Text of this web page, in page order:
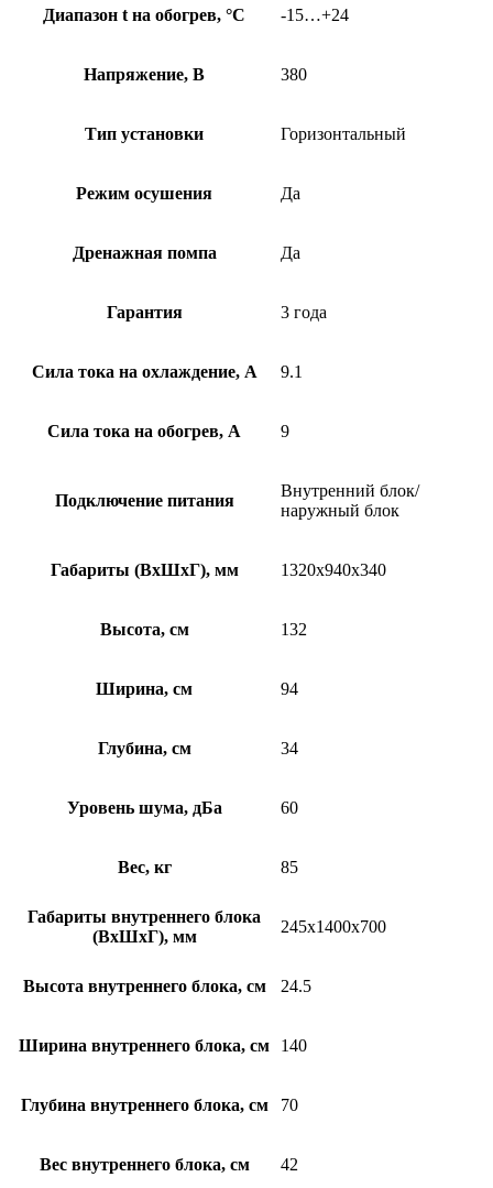
Диапазон t на обогрев, °С -15…+24
Напряжение, В 380
Тип установки Горизонтальный
Режим осушения Да
Дренажная помпа Да
Гарантия 3 года
Сила тока на охлаждение, А 9.1
Сила тока на обогрев, А 9
Подключение питания
Внутренний блок/
наружный блок
Габариты (ВхШхГ), мм 1320x940x340
Высота, см 132
Ширина, см 94
Глубина, см 34
Уровень шума, дБа 60
Вес, кг 85
Габариты внутреннего блока
(ВхШхГ), мм
245x1400x700
Высота внутреннего блока, см 24.5
Ширина внутреннего блока, см 140
Глубина внутреннего блока, см 70
Вес внутреннего блока, см 42